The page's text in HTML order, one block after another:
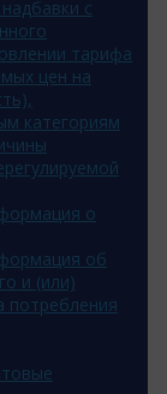
с
тарифа
цен на
категориям
о
об
и (или)
потребления